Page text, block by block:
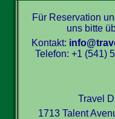
Für Reservation
uns bitte
Kontakt:
Telefon: +1 (541)
Travel
1713 Talent